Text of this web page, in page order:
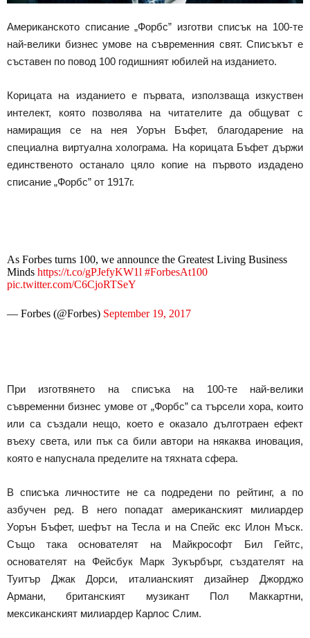
Американското списание „Форбс” изготви списък на 100-те
най-велики бизнес умове на съвременния свят. Списъкът е
съставен по повод 100 годишният юбилей на изданието.
Корицата на изданието е първата, използваща изкуствен
интелект, която позволява на читателите да общуват с
намиращия се на нея Уорън Бъфет, благодарение на
специална виртуална холограма. На корицата Бъфет държи
единственото останало цяло копие на първото издадено
списание „Форбс” от 1917г.
As Forbes turns 100, we announce the Greatest Living Business
Minds https://t.co/gPJefyKW1l #ForbesAt100
pic.twitter.com/C6CjoRTSeY
— Forbes (@Forbes) September 19, 2017
При изготвянето на списъка на 100-те най-велики
съвременни бизнес умове от „Форбс” са търсели хора, които
или са създали нещо, което е оказало дълготраен ефект
въеху света, или пък са били автори на някаква иновация,
която е напуснала пределите на тяхната сфера.
В списъка личностите не са подредени по рейтинг, а по
азбучен ред. В него попадат американският милиардер
Уорън Бъфет, шефът на Тесла и на Спейс екс Илон Мъск.
Също така основателят на Майкрософт Бил Гейтс,
основателят на Фейсбук Марк Зукърбърг, създателят на
Туитър Джак Дорси, италианският дизайнер Джорджо
Армани, британският музикант Пол Маккартни,
мексиканският милиардер Карлос Слим.